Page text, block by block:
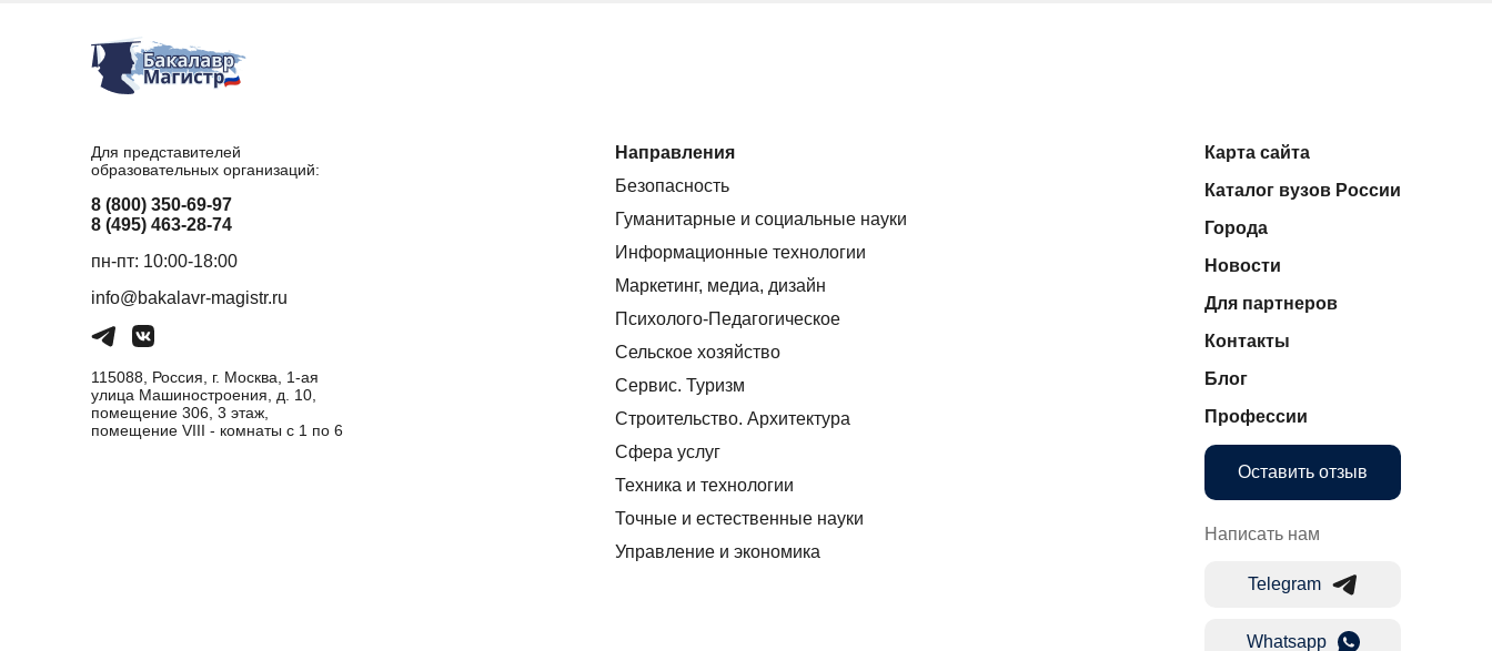
Для представителей
образовательных организаций:
8 (800) 350-69-97
8 (495) 463-28-74
пн-пт: 10:00-18:00
info@bakalavr-magistr.ru
115088, Россия, г. Москва, 1-ая
улица Машиностроения, д. 10,
помещение 306, 3 этаж,
помещение VIII - комнаты с 1 по 6
Направления
Безопасность
Гуманитарные и социальные науки
Информационные технологии
Маркетинг, медиа, дизайн
Психолого-Педагогическое
Сельское хозяйство
Сервис. Туризм
Строительство. Архитектура
Сфера услуг
Техника и технологии
Точные и естественные науки
Управление и экономика
Карта сайта
Каталог вузов России
Города
Новости
Для партнеров
Контакты
Блог
Профессии
Оставить отзыв
Написать нам
Telegram
Whatsapp